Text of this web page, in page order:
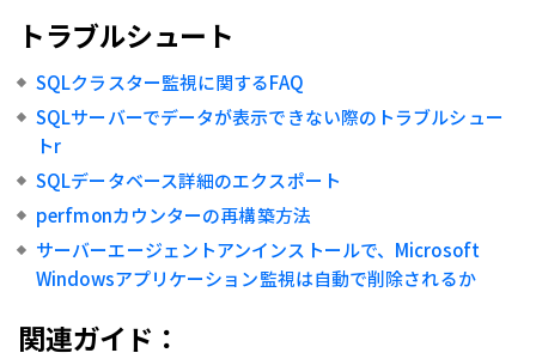
トラブルシュート
SQLクラスター監視に関するFAQ
SQLサーバーでデータが表示できない際のトラブルシュー
トr
SQLデータベース詳細のエクスポート
perfmonカウンターの再構築方法
サーバーエージェントアンインストールで、Microsoft
Windowsアプリケーション監視は自動で削除されるか
関連ガイド：